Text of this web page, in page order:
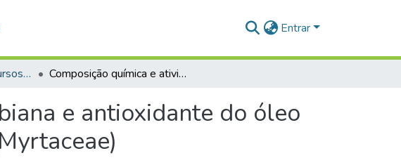
Entrar
Dissertações em Recursos Naturais da Amazônia (Mestrado) Composição química e atividades antimicrobiana e antioxidante do óleo essencial de Myrcia sylvatica (G.Mey.) DC. (Myrtaceae)
e antioxidante do óleo